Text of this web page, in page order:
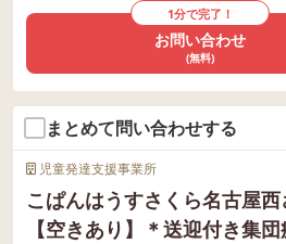
1分で完了！
お問い合わせ
(無料)
まとめて問い合わせする
児童発達支援事業所
こぱんはうすさくら名古屋
【空きあり】＊送迎付き集